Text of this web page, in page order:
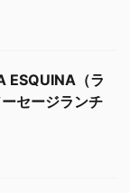
ESQUINA（ラ
セージランチ